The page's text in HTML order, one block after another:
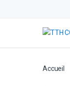
Accueil